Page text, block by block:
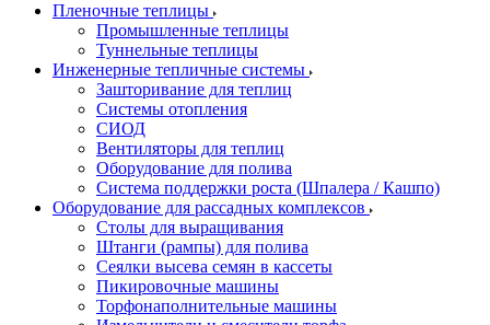
Пленочные теплицы
Промышленные теплицы
Туннельные теплицы
Инженерные тепличные системы
Зашторивание для теплиц
Системы отопления
СИОД
Вентиляторы для теплиц
Оборудование для полива
Система поддержки роста (Шпалера / Кашпо)
Оборудование для рассадных комплексов
Столы для выращивания
Штанги (рампы) для полива
Сеялки высева семян в кассеты
Пикировочные машины
Торфонаполнительные машины